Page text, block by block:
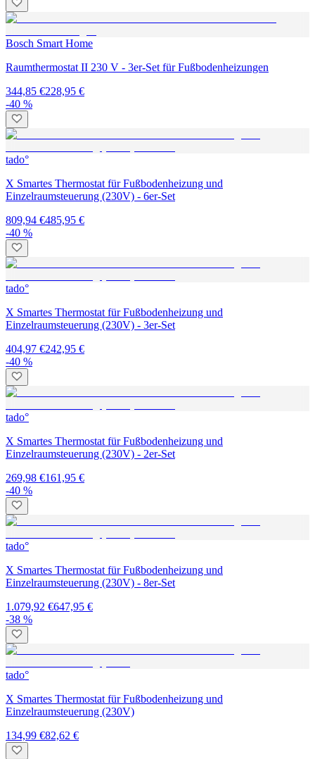
Bosch Smart Home
Raumthermostat II 230 V - 3er-Set für Fußbodenheizungen
344,85 €228,95 €
-40 %
tado°
X Smartes Thermostat für Fußbodenheizung und
Einzelraumsteuerung (230V) - 6er-Set
809,94 €485,95 €
-40 %
tado°
X Smartes Thermostat für Fußbodenheizung und
Einzelraumsteuerung (230V) - 3er-Set
404,97 €242,95 €
-40 %
tado°
X Smartes Thermostat für Fußbodenheizung und
Einzelraumsteuerung (230V) - 2er-Set
269,98 €161,95 €
-40 %
tado°
X Smartes Thermostat für Fußbodenheizung und
Einzelraumsteuerung (230V) - 8er-Set
1.079,92 €647,95 €
-38 %
tado°
X Smartes Thermostat für Fußbodenheizung und
Einzelraumsteuerung (230V)
134,99 €82,62 €